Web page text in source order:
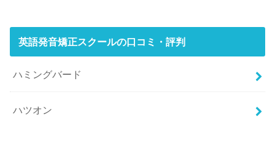
英語発音矯正スクールの口コミ・評判
ハミングバード
ハツオン